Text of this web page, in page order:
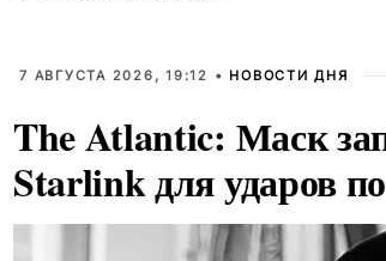
7 АВГУСТА 2026, 19:12 • НОВОСТИ ДНЯ
The Atlantic: Маск
Starlink для ударов